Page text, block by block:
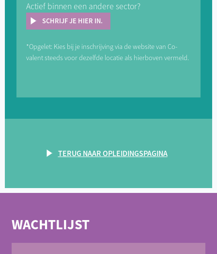
Actief binnen een andere sector?
SCHRIJF JE HIER IN.
*Opgelet: Kies bij je inschrijving via de website van Co-
valent steeds voor dezelfde locatie als hierboven vermeld.
TERUG NAAR OPLEIDINGSPAGINA
WACHTLIJST